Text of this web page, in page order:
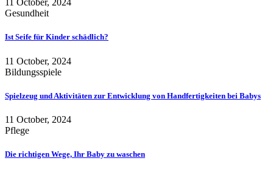
11 October, 2024
Gesundheit
Ist Seife für Kinder schädlich?
11 October, 2024
Bildungsspiele
Spielzeug und Aktivitäten zur Entwicklung von Handfertigkeiten bei Babys
11 October, 2024
Pflege
Die richtigen Wege, Ihr Baby zu waschen